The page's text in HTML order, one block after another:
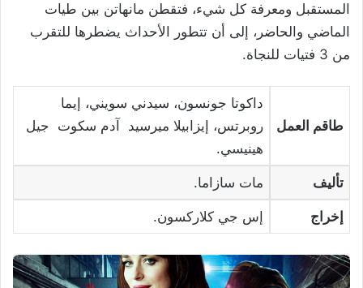
المستقبل ومعرفة كل شيء، فتقطن مانهاتن بين طيات
الماضي والحاضر، إلى أن تتطور الأحداث يضطرها للتقرب
من 3 فتيات للنجاة.
طاقم العمل
داكوتا جونسون، سيدني سويني، إيما
روبرتس، إيزابيلا ميرسيد آدم سكوت جيل
هينيسي.
تأليف مات سازاما.
إخراج إس جي كلاركسون.